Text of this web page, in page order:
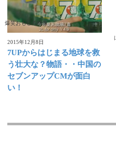
爆笑おもしろ映像
2015年12月8日
7UPからはじまる地球を救
う壮大な？物語・・中国の
セブンアップCMが面白
い！